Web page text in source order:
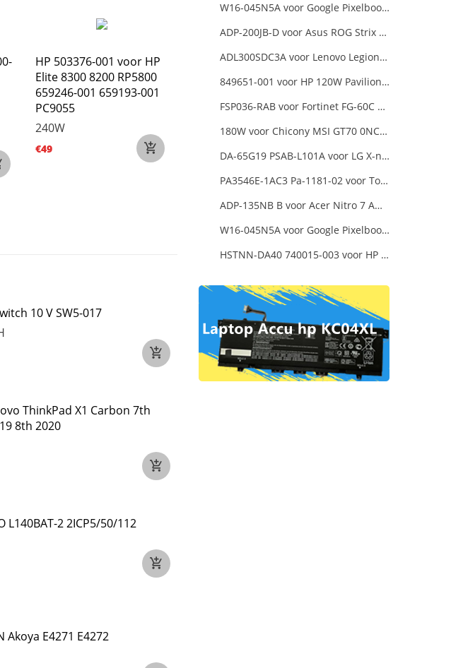
HP 503376-001 voor HP
Elite 8300 8200 RP5800
659246-001 659193-001
PC9055
240W
€49
HP 702309-001 702457-
001 voor HP Elitedesk
FSP FSP270-60LE
FSP Mini ITX/Flex
Active PFC
270W
10 V SW5-017
ThinkPad X1 Carbon 7th
8th 2020
L140BAT-2 2ICP5/50/112
Akoya E4271 E4272
W16-045N5A voor Google Pixelbook USB Type-C
ADP-200JB-D voor Asus ROG Strix G17 G713IE G713IE-HX002W
ADL300SDC3A voor Lenovo Legion 5 Pro 16ACH6H 82JQ008HUK 82JQ008
849651-001 voor HP 120W Pavilion 27-a010 27-r014 AIO
FSP036-RAB voor Fortinet FG-60C FG-60D FG-60E
180W voor Chicony MSI GT70 0NC-011US
DA-65G19 PSAB-L101A voor LG X-note C500 R410
PA3546E-1AC3 Pa-1181-02 voor Toshiba X205 180W 19V 9.5A Laptop DC Charger Power Supply
ADP-135NB B voor Acer Nitro 7 AN715-51-73AJ A715-74G-52B0 Notebook
W16-045N5A voor Google Pixelbook USB Type-C
HSTNN-DA40 740015-003 voor HP Pavilion 13-a000 x360 11-h000 x2 Series 19.5v 45w 2.31a Blue Charger+Cord